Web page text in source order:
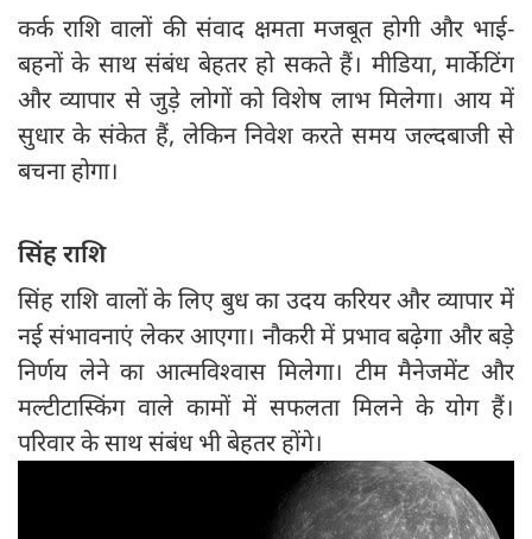
कर्क राशि वालों की संवाद क्षमता मजबूत होगी और भाई-
बहनों के साथ संबंध बेहतर हो सकते हैं। मीडिया, मार्केटिंग
और व्यापार से जुड़े लोगों को विशेष लाभ मिलेगा। आय में
सुधार के संकेत हैं, लेकिन निवेश करते समय जल्दबाजी से
बचना होगा।
सिंह राशि
सिंह राशि वालों के लिए बुध का उदय करियर और व्यापार में
नई संभावनाएं लेकर आएगा। नौकरी में प्रभाव बढ़ेगा और बड़े
निर्णय लेने का आत्मविश्वास मिलेगा। टीम मैनेजमेंट और
मल्टीटास्किंग वाले कामों में सफलता मिलने के योग हैं।
परिवार के साथ संबंध भी बेहतर होंगे।